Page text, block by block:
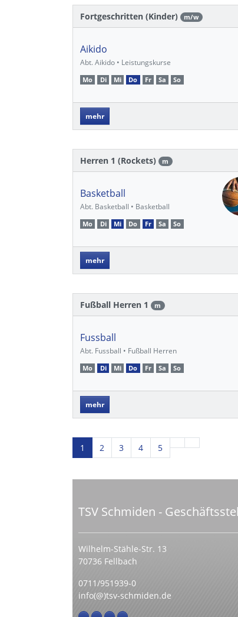
Fortgeschritten (Kinder) m/w
Aikido
Abt. Aikido • Leistungskurse
Mo Di Mi Do Fr Sa So
mehr
Herren 1 (Rockets) m
Basketball
Abt. Basketball • Basketball
Mo Di Mi Do Fr Sa So
mehr
Fußball Herren 1 m
Fussball
Abt. Fussball • Fußball Herren
Mo Di Mi Do Fr Sa So
mehr
1 2 3 4 5
TSV Schmiden -
Wilhelm-Stähle-Str. 13
70736 Fellbach
0711/951939-0
info(@)tsv-schmiden.de